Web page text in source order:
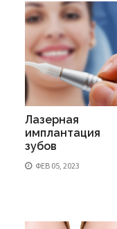
Лазерная
имплантация
зубов
ФЕВ 05, 2023